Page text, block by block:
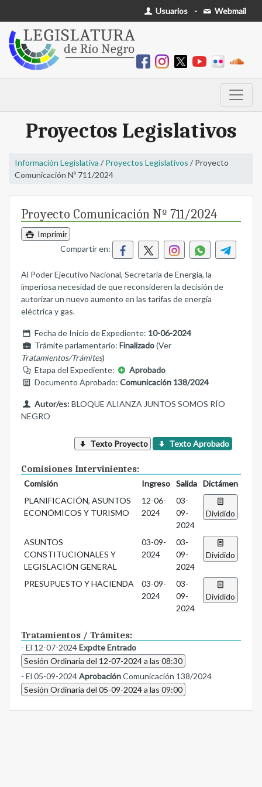
Usuarios - Webmail
Proyectos Legislativos
Información Legislativa / Proyectos Legislativos / Proyecto
Comunicación Nº 711/2024
Proyecto Comunicación Nº 711/2024
Imprimir
Compartir en:
Al Poder Ejecutivo Nacional, Secretaría de Energía, la
imperiosa necesidad de que reconsideren la decisión de
autorizar un nuevo aumento en las tarifas de energía
eléctrica y gas.
Fecha de Inicio de Expediente: 10-06-2024
Trámite parlamentario: Finalizado(Ver
Tratamientos/Trámites)
Etapa del Expediente:
Aprobado
Documento Aprobado: Comunicación 138/2024
Autor/es:BLOQUE ALIANZA JUNTOS SOMOS RÍO
NEGRO
Texto Proyecto Texto Aprobado
Comisiones Intervinientes:
Comisión Ingreso Salida
Dictámen
PLANIFICACIÓN, ASUNTOS
ECONÓMICOS Y TURISMO
12-06-
2024
03-
09-
2024
Dividido
ASUNTOS
CONSTITUCIONALES Y
LEGISLACIÓN GENERAL
03-09-
2024
03-
09-
2024
Dividido
PRESUPUESTO Y HACIENDA
03-09-
2024
03-
09-
2024
Dividido
Tratamientos / Trámites:
- El 12-07-2024Expdte Entrado
Sesión Ordinaria del 12-07-2024 a las 08:30
- El 05-09-2024AprobaciónComunicación 138/2024
Sesión Ordinaria del 05-09-2024 a las 09:00